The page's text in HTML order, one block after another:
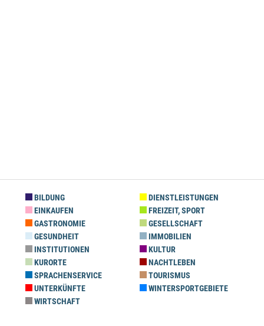
BILDUNG
DIENSTLEISTUNGEN
EINKAUFEN
FREIZEIT, SPORT
GASTRONOMIE
GESELLSCHAFT
GESUNDHEIT
IMMOBILIEN
INSTITUTIONEN
KULTUR
KURORTE
NACHTLEBEN
SPRACHENSERVICE
TOURISMUS
UNTERKÜNFTE
WINTERSPORTGEBIETE
WIRTSCHAFT